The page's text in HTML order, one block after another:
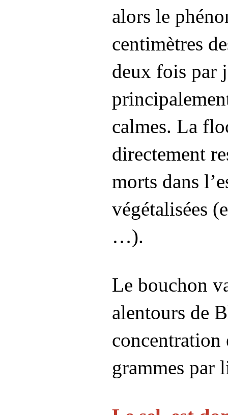
alors le
centimètres
deux fois par
calmes. La
directement
morts dans
végétalisées
…).
Le bouchon
alentours de
concentration
grammes par